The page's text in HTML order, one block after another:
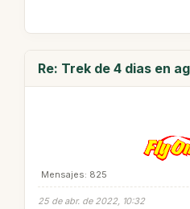
Re: Trek de 4 dias en
Mensajes: 825
25 de abr. de 2022, 10:32